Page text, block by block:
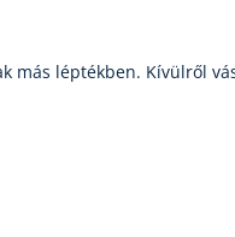
más léptékben.